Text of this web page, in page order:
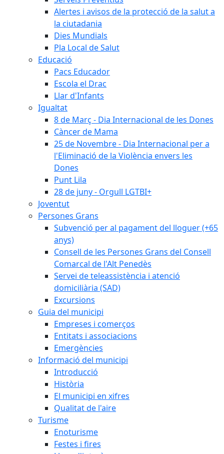
Alertes i avisos de la protecció de la salut a
la ciutadania
Dies Mundials
Pla Local de Salut
Educació
Pacs Educador
Escola el Drac
Llar d'Infants
Igualtat
8 de Març - Dia Internacional de les Dones
Càncer de Mama
25 de Novembre - Dia Internacional per a
l'Eliminació de la Violència envers les
Dones
Punt Lila
28 de juny - Orgull LGTBI+
Joventut
Persones Grans
Subvenció per al pagament del lloguer (+65
anys)
Consell de les Persones Grans del Consell
Comarcal de l'Alt Penedès
Servei de teleassistència i atenció
domiciliària (SAD)
Excursions
Guia del municipi
Empreses i comerços
Entitats i associacions
Emergències
Informació del municipi
Introducció
Història
El municipi en xifres
Qualitat de l'aire
Turisme
Enoturisme
Festes i fires